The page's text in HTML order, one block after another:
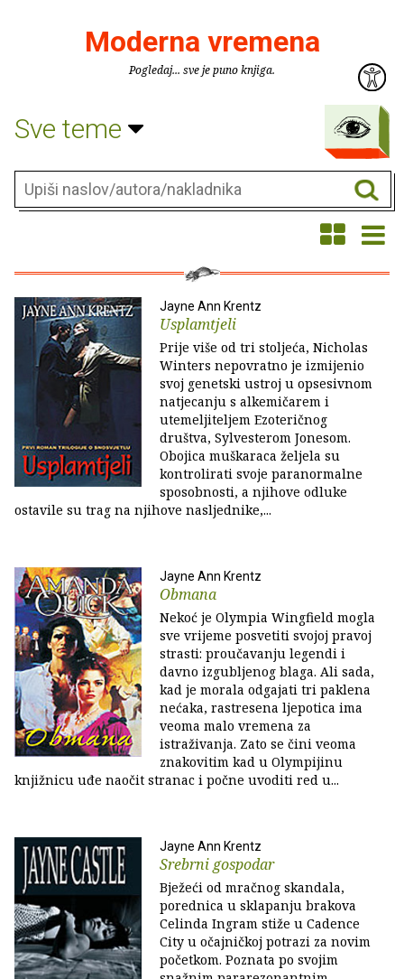
Moderna vremena
Pogledaj... sve je puno knjiga.
Sve teme
Jayne Ann Krentz
Usplamtjeli
Prije više od tri stoljeća, Nicholas
Winters nepovratno je izmijenio
svoj genetski ustroj u opsesivnom
natjecanju s alkemičarem i
utemeljiteljem Ezoteričnog
društva, Sylvesterom Jonesom.
Obojica muškaraca željela su
kontrolirati svoje paranormalne
sposobnosti, a njihove odluke
ostavile su trag na njihove nasljednike,...
Jayne Ann Krentz
Obmana
Nekoć je Olympia Wingfield mogla
sve vrijeme posvetiti svojoj pravoj
strasti: proučavanju legendi i
davno izgubljenog blaga. Ali sada,
kad je morala odgajati tri paklena
nećaka, rastresena ljepotica ima
veoma malo vremena za
istraživanja. Zato se čini veoma
znakovitim kad u Olympijinu
knjižnicu uđe naočit stranac i počne uvoditi red u...
Jayne Ann Krentz
Srebrni gospodar
Bježeći od mračnog skandala,
porednica u sklapanju brakova
Celinda Ingram stiže u Cadence
City u očajničkoj potrazi za novim
početkom. Poznata po svojim